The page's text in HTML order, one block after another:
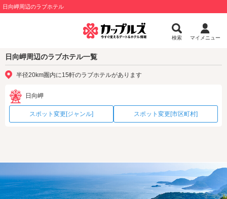
日向岬周辺のラブホテル
検索 マイメニュー
日向岬周辺のラブホテル一覧
半径20km圏内に15軒のラブホテルがあります
日向岬
スポット変更[ジャンル] スポット変更[市区町村]